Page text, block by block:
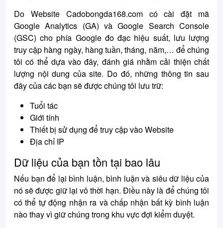
Do Website Cadobongda168.com có cài đặt mã
Google Analytics (GA) và Google Search Console
(GSC) cho phía Google đo đạc hiệu suất, lưu lượng
truy cập hàng ngày, hàng tuần, tháng, năm,… để chúng
tôi có thể dựa vào đây, đánh giá nhằm cải thiện chất
lượng nội dung của site. Do đó, những thông tin sau
đây của các bạn sẽ được chúng tôi lưu trữ:
Tuổi tác
Giới tính
Thiết bị sử dụng để truy cập vào Website
Địa chỉ IP
Dữ liệu của bạn tồn tại bao lâu
Nếu bạn để lại bình luận, bình luận và siêu dữ liệu của
nó sẽ được giữ lại vô thời hạn. Điều này là để chúng tôi
có thể tự động nhận ra và chấp nhận bất kỳ bình luận
nào thay vì giữ chúng trong khu vực đợi kiểm duyệt.